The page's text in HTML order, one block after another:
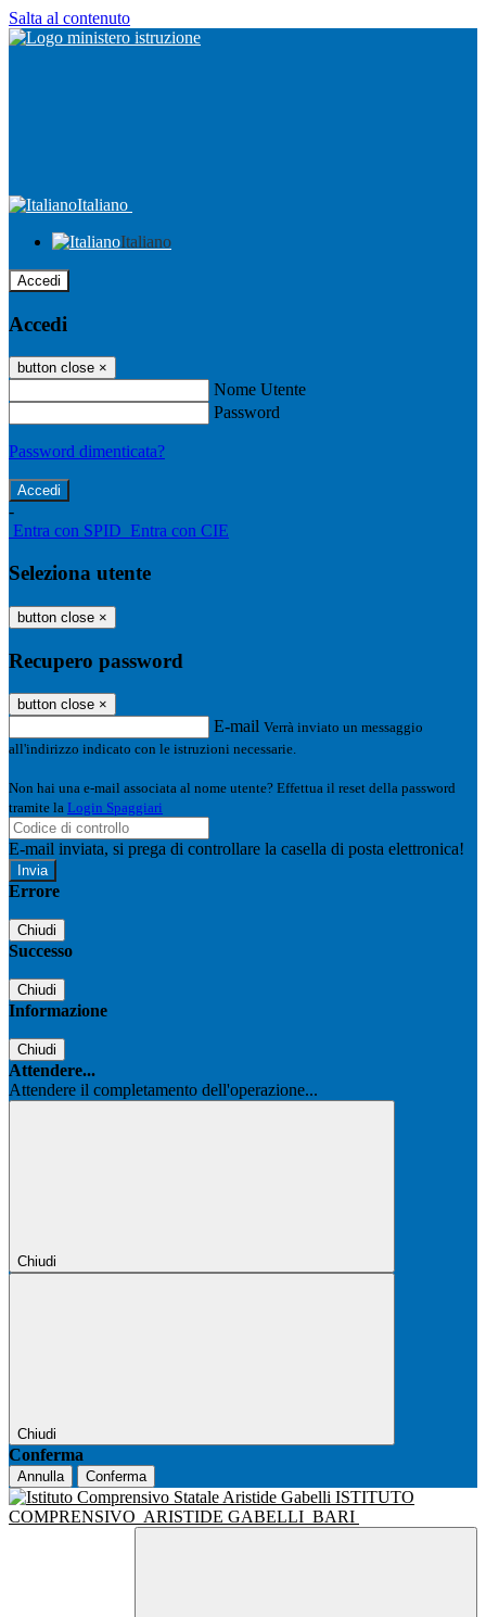
Salta al contenuto
Italiano
Italiano
Accedi
Accedi
button close ×
Nome Utente
Password
Password dimenticata?
-
Entra con SPID Entra con CIE
Seleziona utente
button close ×
Recupero password
button close ×
E-mail Verrà inviato un messaggio
all'indirizzo indicato con le istruzioni necessarie.
Non hai una e-mail associata al nome utente? Effettua il reset della password
tramite la Login Spaggiari
E-mail inviata, si prega di controllare la casella di posta elettronica!
Errore
Chiudi
Successo
Chiudi
Informazione
Chiudi
Attendere...
Attendere il completamento dell'operazione...
Chiudi
Chiudi
Conferma
Annulla Conferma
ISTITUTO
COMPRENSIVO ARISTIDE GABELLI BARI